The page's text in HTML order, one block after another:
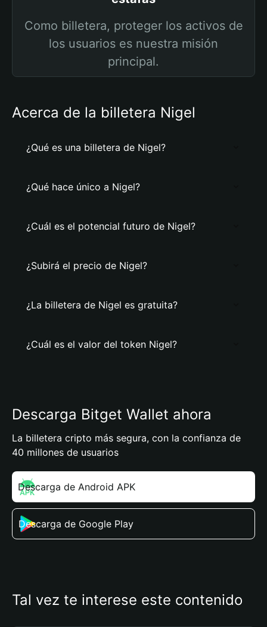
Como billetera, proteger los activos de
los usuarios es nuestra misión
principal.
Acerca de la billetera Nigel
¿Qué es una billetera de Nigel?
¿Qué hace único a Nigel?
¿Cuál es el potencial futuro de Nigel?
¿Subirá el precio de Nigel?
¿La billetera de Nigel es gratuita?
¿Cuál es el valor del token Nigel?
Descarga Bitget Wallet ahora
La billetera cripto más segura, con la confianza de
40 millones de usuarios
Descarga de Android APK
Descarga de Google Play
Tal vez te interese este contenido